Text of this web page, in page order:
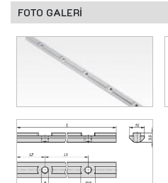
FOTO GALERİ